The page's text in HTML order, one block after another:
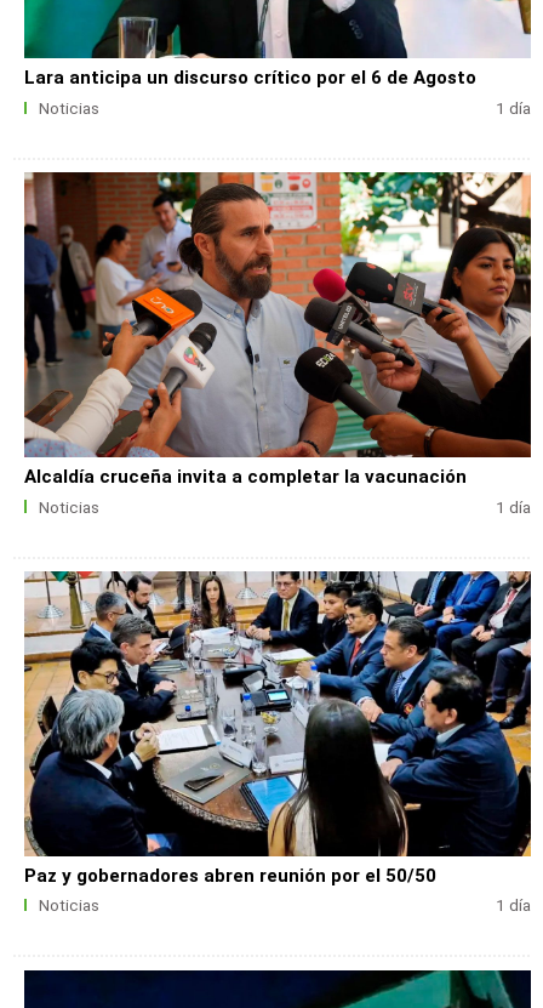
Lara anticipa un discurso crítico por el 6 de Agosto
Noticias 1 día
Alcaldía cruceña invita a completar la vacunación
Noticias 1 día
Paz y gobernadores abren reunión por el 50/50
Noticias 1 día